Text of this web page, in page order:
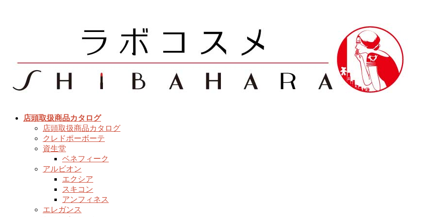
店頭取扱商品カタログ
店頭取扱商品カタログ
クレドポーボーテ
資生堂
ベネフィーク
アルビオン
エクシア
スキコン
アンフィネス
エレガンス